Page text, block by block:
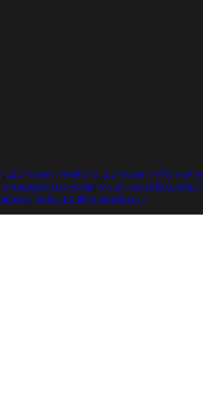
, LED Ribbon การติดตั้งง่าย, LED Ribbon การใช้งานหลา
รปรับแต่งแสง LED Ribbon, ความสว่างและสีที่สมบูรณ์ของ
เส้น led ,ไฟเส้น LED มีตัวควบคุมที่สะดวก